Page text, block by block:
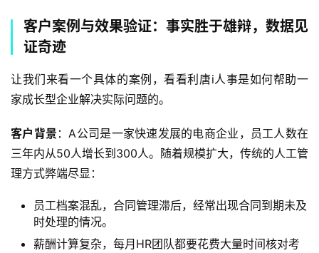
客户案例与效果验证：事实胜于雄辩，数据见
证奇迹
让我们来看一个具体的案例，看看利唐i人事是如何帮助一
家成长型企业解决实际问题的。
客户背景 ：A公司是一家快速发展的电商企业，员工人数在
三年内从50人增长到300人。随着规模扩大，传统的人工管
理方式弊端尽显：
员工档案混乱，合同管理滞后，经常出现合同到期未及
时处理的情况。
薪酬计算复杂，每月HR团队都要花费大量时间核对考